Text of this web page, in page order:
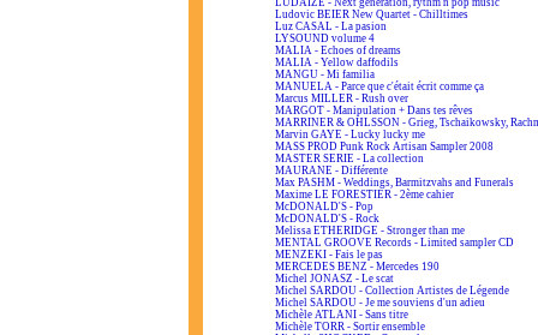
LUDAIZE - Next generation, rythm'n'pop music
Ludovic BEIER New Quartet - Chilltimes
Luz CASAL - La pasion
LYSOUND volume 4
MALIA - Echoes of dreams
MALIA - Yellow daffodils
MANGU - Mi familia
MANUELA - Parce que c'était écrit comme ça
Marcus MILLER - Rush over
MARGOT - Manipulation + Dans tes rêves
MARRINER & OHLSSON - Grieg, Tschaikowsky,
Marvin GAYE - Lucky lucky me
MASS PROD Punk Rock Artisan Sampler 2008
MASTER SERIE - La collection
MAURANE - Différente
Max PASHM - Weddings, Barmitzvahs and Funerals
Maxime LE FORESTIER - 2ème cahier
McDONALD'S - Pop
McDONALD'S - Rock
Melissa ETHERIDGE - Stronger than me
MENTAL GROOVE Records - Limited sampler CD
MENZEKI - Fais le pas
MERCEDES BENZ - Mercedes 190
Michel JONASZ - Le scat
Michel SARDOU - Collection Artistes de Légende
Michel SARDOU - Je me souviens d'un adieu
Michèle ATLANI - Sans titre
Michèle TORR - Sortir ensemble